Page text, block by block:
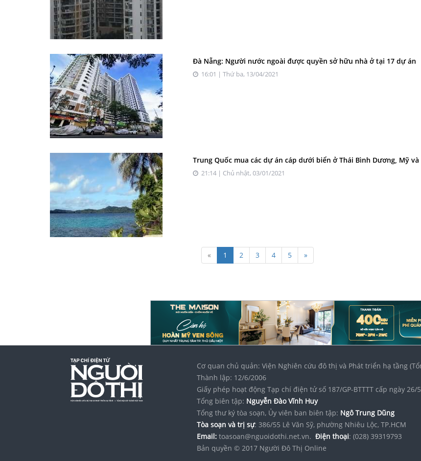
Đà Nẵng: Người nước ngoài được quyền sở hữu nhà ở tại 17 dự án
16:01 | Thứ ba, 13/04/2021
Trung Quốc mua các dự án cáp dưới biển ở Thái Bình Dương, Mỹ và
21:14 | Chủ nhật, 03/01/2021
« 1 2 3 4 5 »
Cơ quan chủ quản: Viện Nghiên cứu đô thị và Phát triển hạ tầng
Thành lập: 12/6/2006
Giấy phép hoạt động Tạp chí điện tử số 187/GP-BTTTT cấp ngày 26/
Tổng biên tập: Nguyễn Đào Vĩnh Huy
Tổng thư ký tòa soạn, Ủy viên ban biên tập: Ngô Trung Dũng
Tòa soạn và trị sự: 386/55 Lê Văn Sỹ, phường Nhiêu Lộc, TP.HCM
Email: toasoan@nguoidothi.net.vn. Điện thoại: (028) 39319793
Bản quyền © 2017 Người Đô Thị Online